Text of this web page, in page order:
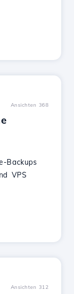
Ansichten 368
Backups
VPS
Ansichten 312